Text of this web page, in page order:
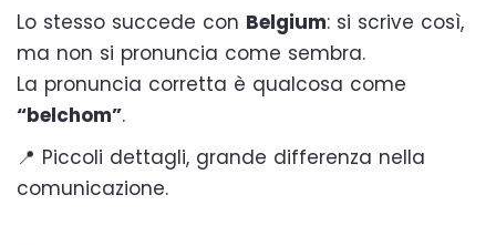
Lo stesso succede con Belgium: si scrive così,
ma non si pronuncia come sembra.
La pronuncia corretta è qualcosa come
“belchom”.
📍 Piccoli dettagli, grande differenza nella
comunicazione.